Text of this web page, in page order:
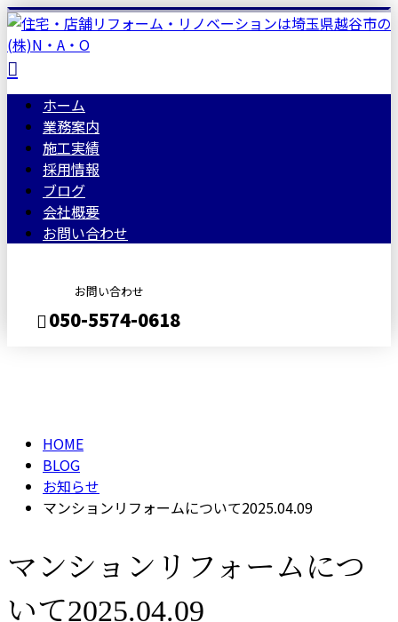
ホーム
業務案内
施工実績
採用情報
ブログ
会社概要
お問い合わせ
お問い合わせ
050-5574-0618
HOME
BLOG
お知らせ
マンションリフォームについて2025.04.09
マンションリフォームにつ
いて2025.04.09